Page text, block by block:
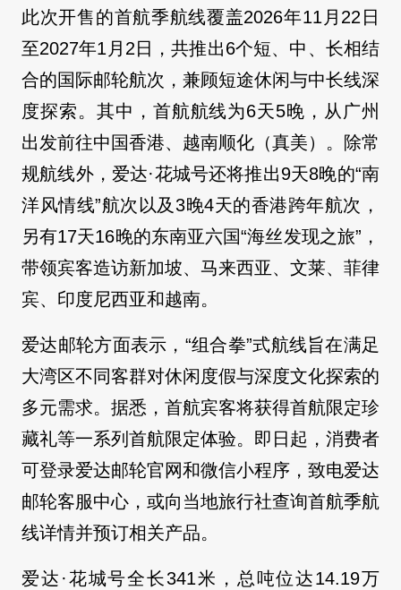
此次开售的首航季航线覆盖2026年11月22日
至2027年1月2日，共推出6个短、中、长相结
合的国际邮轮航次，兼顾短途休闲与中长线深
度探索。其中，首航航线为6天5晚，从广州
出发前往中国香港、越南顺化（真美）。除常
规航线外，爱达·花城号还将推出9天8晚的“南
洋风情线”航次以及3晚4天的香港跨年航次，
另有17天16晚的东南亚六国“海丝发现之旅”，
带领宾客造访新加坡、马来西亚、文莱、菲律
宾、印度尼西亚和越南。
爱达邮轮方面表示，“组合拳”式航线旨在满足
大湾区不同客群对休闲度假与深度文化探索的
多元需求。据悉，首航宾客将获得首航限定珍
藏礼等一系列首航限定体验。即日起，消费者
可登录爱达邮轮官网和微信小程序，致电爱达
邮轮客服中心，或向当地旅行社查询首航季航
线详情并预订相关产品。
爱达·花城号全长341米，总吨位达14.19万